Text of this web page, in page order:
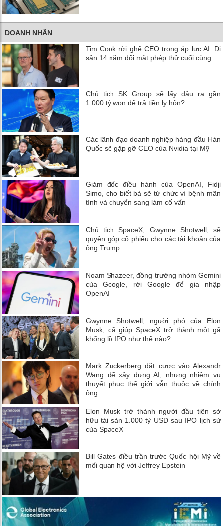
DOANH NHÂN
Tim Cook rời ghế CEO trong áp lực AI: Di
sản 14 năm đối mặt phép thử cuối cùng
Chủ tịch SK Group sẽ lấy đâu ra gần
1.000 tỷ won để trả tiền ly hôn?
Các lãnh đạo doanh nghiệp hàng đầu Hàn
Quốc sẽ gặp gỡ CEO của Nvidia tại Mỹ
Giám đốc điều hành của OpenAI, Fidji
Simo, cho biết bà sẽ từ chức vì bệnh mãn
tính và chuyển sang làm cố vấn
Chủ tịch SpaceX, Gwynne Shotwell, sẽ
quyên góp cổ phiếu cho các tài khoản của
ông Trump
Noam Shazeer, đồng trưởng nhóm Gemini
của Google, rời Google để gia nhập
OpenAI
Gwynne Shotwell, người phó của Elon
Musk, đã giúp SpaceX trở thành một gã
khổng lồ IPO như thế nào?
Mark Zuckerberg đặt cược vào Alexandr
Wang để xây dựng AI, nhưng nhiệm vụ
thuyết phục thế giới vẫn thuộc về chính
ông
Elon Musk trở thành người đầu tiên sở
hữu tài sản 1.000 tỷ USD sau IPO lịch sử
của SpaceX
Bill Gates điều trần trước Quốc hội Mỹ về
mối quan hệ với Jeffrey Epstein